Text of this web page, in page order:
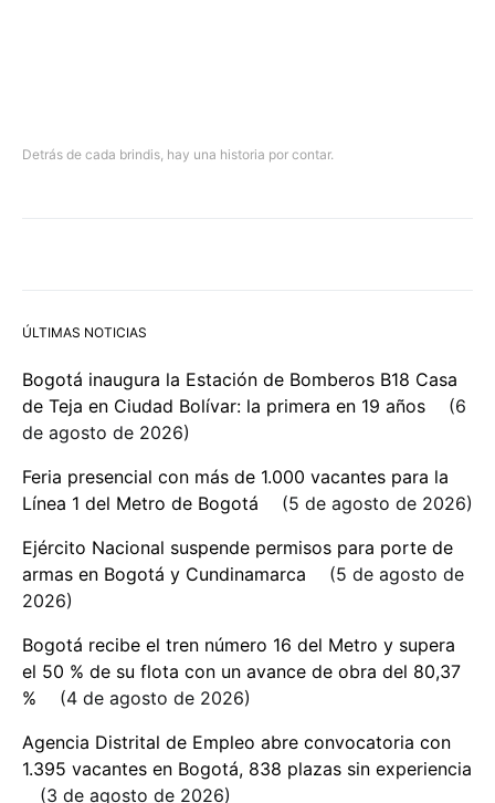
Detrás de cada brindis, hay una historia por contar.
ÚLTIMAS NOTICIAS
Bogotá inaugura la Estación de Bomberos B18 Casa
de Teja en Ciudad Bolívar: la primera en 19 años
6
de agosto de 2026
Feria presencial con más de 1.000 vacantes para la
Línea 1 del Metro de Bogotá
5 de agosto de 2026
Ejército Nacional suspende permisos para porte de
armas en Bogotá y Cundinamarca
5 de agosto de
2026
Bogotá recibe el tren número 16 del Metro y supera
el 50 % de su flota con un avance de obra del 80,37
%
4 de agosto de 2026
Agencia Distrital de Empleo abre convocatoria con
1.395 vacantes en Bogotá, 838 plazas sin experiencia
3 de agosto de 2026